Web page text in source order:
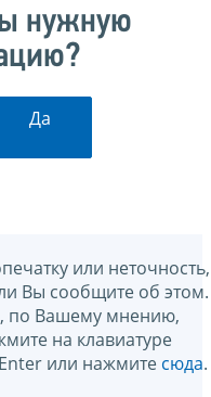
нужную
Да
или неточность,
Вы сообщите об этом.
по Вашему мнению,
на клавиатуре
или нажмите сюда.